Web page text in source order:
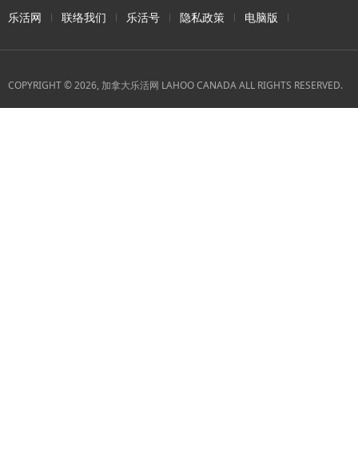
乐活网 联络我们 乐活号 隐私政策 电脑版
COPYRIGHT © 2026, 加拿大乐活网 LAHOO CANADA ALL RIGHTS RESERVED.